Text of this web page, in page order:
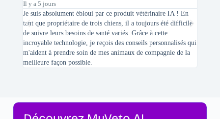
Il y a 5 jours
Je suis absolument ébloui par ce produit vétérinaire IA ! En
tant que propriétaire de trois chiens, il a toujours été difficile
de suivre leurs besoins de santé variés. Grâce à cette
incroyable technologie, je reçois des conseils personnalisés qui
m'aident à prendre soin de mes animaux de compagnie de la
meilleure façon possible.